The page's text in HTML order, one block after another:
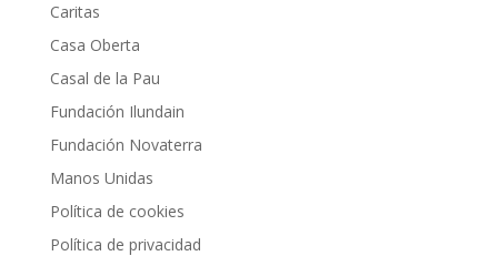
Caritas
Casa Oberta
Casal de la Pau
Fundación Ilundain
Fundación Novaterra
Manos Unidas
Política de cookies
Política de privacidad